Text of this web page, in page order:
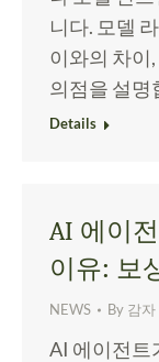
니다. 모델
이와의 차이
의점을 설명
Details
AI 에이
이유: 보
NEWS By 감자
AI 에이전트